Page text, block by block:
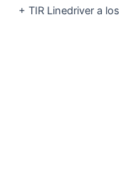
+ TIR Linedriver a